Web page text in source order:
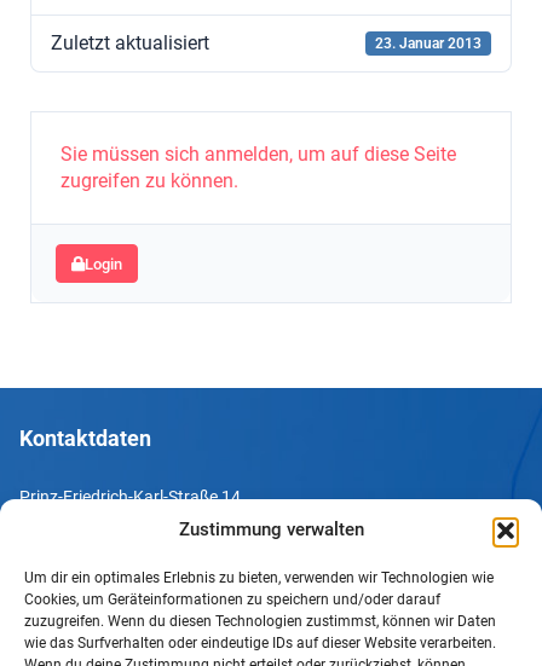
Zustimmung verwalten
Um dir ein optimales Erlebnis zu bieten, verwenden wir Technologien wie
Cookies, um Geräteinformationen zu speichern und/oder darauf
zuzugreifen. Wenn du diesen Technologien zustimmst, können wir Daten
wie das Surfverhalten oder eindeutige IDs auf dieser Website verarbeiten.
Zuletzt aktualisiert 23. Januar 2013
Sie müssen sich anmelden, um auf diese Seite
zugreifen zu können.
Login
Kontaktdaten
Prinz-Friedrich-Karl-Straße 14
Tel. +49 231 952052-10
Fax +49 231 952052-60
e-Mail info@uv-do.de